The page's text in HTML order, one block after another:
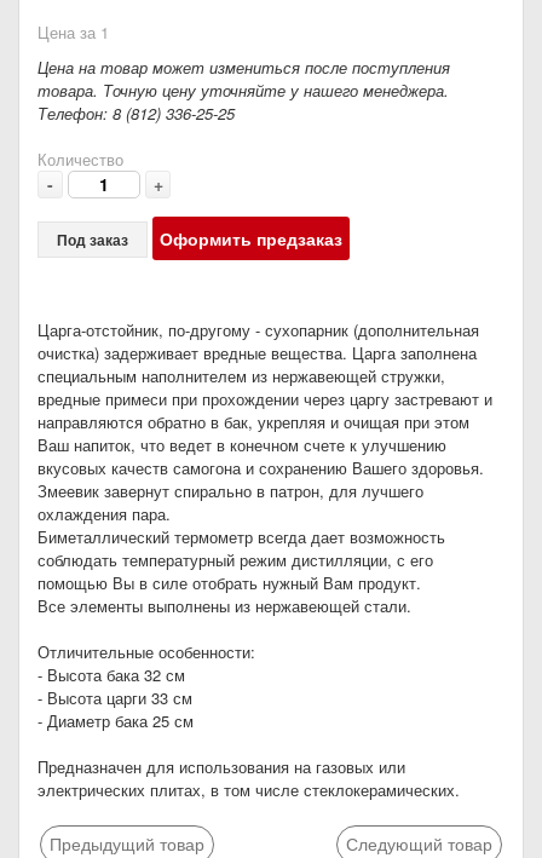
Цена за 1
Цена на товар может измениться после поступления
товара. Точную цену уточняйте у нашего менеджера.
Телефон: 8 (812) 336-25-25
Количество
- +
Под заказ Оформить предзаказ
Царга-отстойник, по-другому - сухопарник (дополнительная
очистка) задерживает вредные вещества. Царга заполнена
специальным наполнителем из нержавеющей стружки,
вредные примеси при прохождении через царгу застревают и
направляются обратно в бак, укрепляя и очищая при этом
Ваш напиток, что ведет в конечном счете к улучшению
вкусовых качеств самогона и сохранению Вашего здоровья.
Змеевик завернут спирально в патрон, для лучшего
охлаждения пара.
Биметаллический термометр всегда дает возможность
соблюдать температурный режим дистилляции, с его
помощью Вы в силе отобрать нужный Вам продукт.
Все элементы выполнены из нержавеющей стали.
Отличительные особенности:
- Высота бака 32 см
- Высота царги 33 см
- Диаметр бака 25 см
Предназначен для использования на газовых или
электрических плитах, в том числе стеклокерамических.
Предыдущий товар Следующий товар